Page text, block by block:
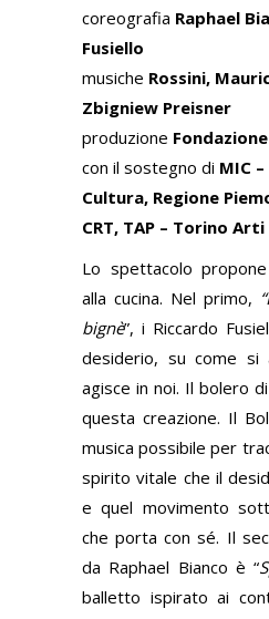
coreografia Raphael
Fusiello
musiche Rossini,
Zbigniew Preisner
produzione
con il sostegno di MIC
Cultura, Regione
CRT, TAP – Torino
Lo spettacolo
alla cucina. Nel primo,
bignè”, i Riccardo
desiderio, su come si
agisce in noi. Il bolero
questa creazione. Il
musica possibile per
spirito vitale che il
e quel movimento
che porta con sé. Il
da Raphael Bianco è “
balletto ispirato ai